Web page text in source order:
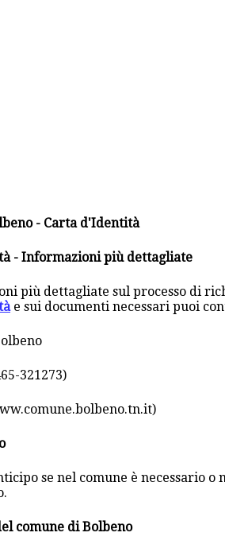
- Carta d'Identità
- Informazioni più dettagliate
più dettagliate sul processo di
e sui documenti necessari puoi
321273)
se nel comune è necessario o
comune di Bolbeno